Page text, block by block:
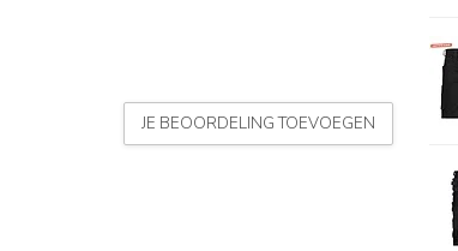
JE BEOORDELING TOEVOEGEN